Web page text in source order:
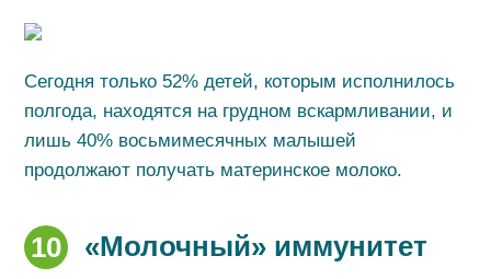
Сегодня только 52% детей, которым исполнилось
полгода, находятся на грудном вскармливании, и
лишь 40% восьмимесячных малышей
продолжают получать материнское молоко.
10 «Молочный» иммунитет